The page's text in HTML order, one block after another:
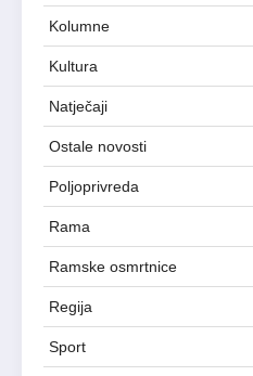
Kolumne
Kultura
Natječaji
Ostale novosti
Poljoprivreda
Rama
Ramske osmrtnice
Regija
Sport